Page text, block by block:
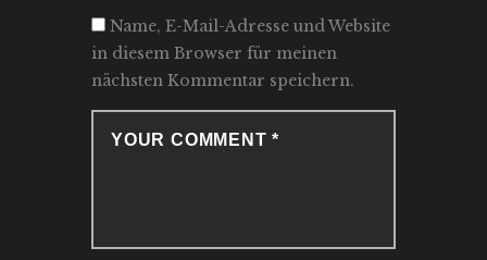
Name, E-Mail-Adresse und Website
in diesem Browser für meinen
nächsten Kommentar speichern.